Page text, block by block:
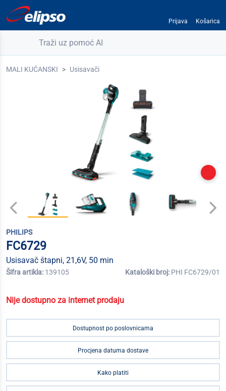
Prijava Košarica
Traži uz pomoć AI
MALI KUĆANSKI Usisavači
PHILIPS
FC6729
Usisavač štapni, 21,6V, 50 min
Šifra artikla: 139105 Kataloški broj: PHI FC6729/01
Nije dostupno za internet prodaju
Dostupnost po poslovnicama
Procjena datuma dostave
Kako platiti